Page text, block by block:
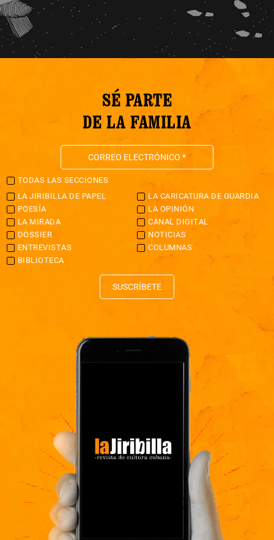
SÉ PARTE
DE LA FAMILIA
TODAS LAS SECCIONES
LA JIRIBILLA DE PAPEL
LA CARICATURA DE GUARDIA
POESÍA
LA OPINIÓN
LA MIRADA
CANAL DIGITAL
DOSSIER
NOTICIAS
ENTREVISTAS
COLUMNAS
BIBLIOTECA
SUSCRÍBETE